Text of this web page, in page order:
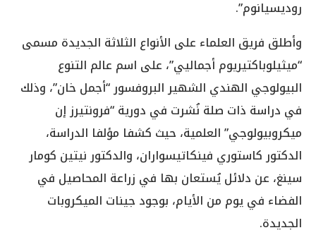
روديسيانوم”.
وأطلق فريق العلماء على الأنواع الثلاثة الجديدة مسمى
“ميثيلوباكتيريوم أجماليي”، على اسم عالم التنوع
البيولوجي الهندي الشهير البروفسور “أجمل خان”، وذلك
في دراسة ذات صلة نُشرت في دورية “فرونتيرز إن
ميكروبيولوجي” العلمية، حيث كشفا مؤلفا الدراسة،
الدكتور كاستوري فينكاتيسواران، والدكتور نيتين كومار
سينغ، عن دلائل يُستعان بها في زراعة المحاصيل في
الفضاء في يوم من الأيام، بوجود جينات الميكروبات
الجديدة.